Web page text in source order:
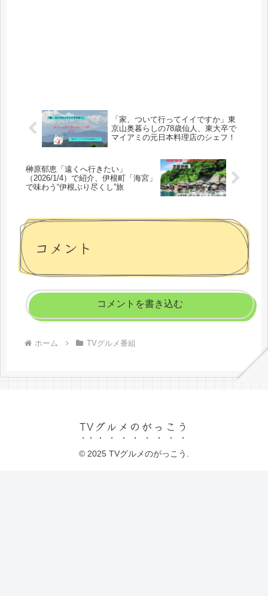
「家、ついて行ってイイですか」東
京山奥暮らしの78歳仙人、東大卒で
マイアミの元日本料理店のシェフ！
榊原郁恵「遠くへ行きたい」
（2026/1/4）で紹介、伊根町「海宮」
で味わう“伊根ぶり尽くし”旅
コメント
コメントを書き込む
ホーム TVグルメ番組
TVグルメのがっこう
© 2025 TVグルメのがっこう.